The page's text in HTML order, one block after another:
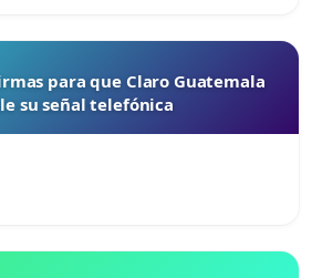
para que Claro Guatemala
su señal telefónica